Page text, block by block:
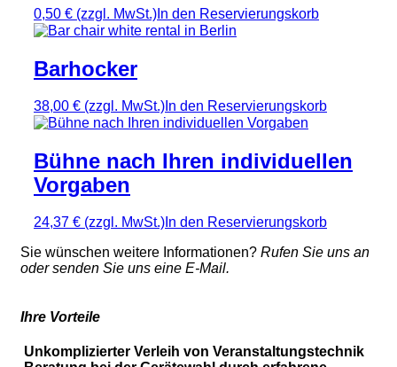
0,50 € (zzgl. MwSt.) In den Reservierungskorb
Barhocker
38,00 € (zzgl. MwSt.) In den Reservierungskorb
Bühne nach Ihren individuellen
Vorgaben
24,37 € (zzgl. MwSt.) In den Reservierungskorb
Sie wünschen weitere Informationen? Rufen Sie uns an
oder senden Sie uns eine E-Mail.
Ihre Vorteile
Unkomplizierter Verleih von Veranstaltungstechnik